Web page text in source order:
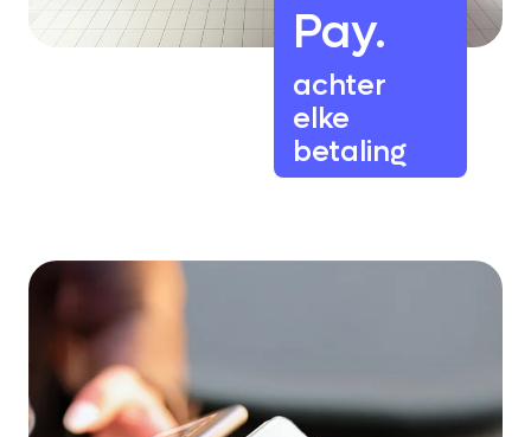
Pay.
achter
elke
betaling